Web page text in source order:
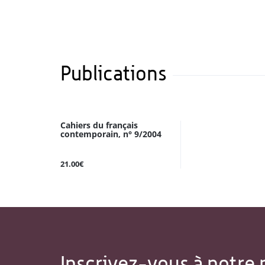
Publications
Cahiers du français
contemporain, n° 9/2004
21.00€